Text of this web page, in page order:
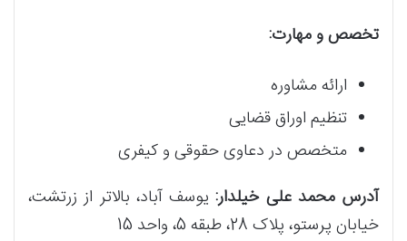
تخصص و مهارت:
ارائه مشاوره
تنظیم اوراق قضایی
متخصص در دعاوی حقوقی و کیفری
آدرس محمد علی خیلدار:یوسف آباد، بالاتر از زرتشت،
خیابان پرستو، پلاک 28، طبقه 5، واحد 15